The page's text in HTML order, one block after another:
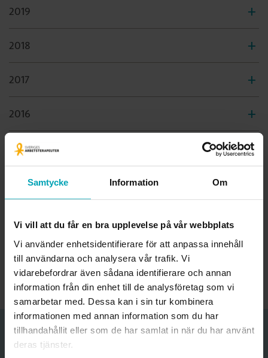
Samtycke Information Om
Vi vill att du får en bra upplevelse på vår webbplats
Vi använder enhetsidentifierare för att anpassa innehåll
till användarna och analysera vår trafik. Vi
vidarebefordrar även sådana identifierare och annan
information från din enhet till de analysföretag som vi
samarbetar med. Dessa kan i sin tur kombinera
informationen med annan information som du har
tillhandahållit eller som de har samlat in när du har använt
deras tjänster.
2019
2018
2017
2016
2015
Ansvarig för sida:
Erika Johansson
erika.johansson@arbetsterapeuterna.se
Uppdaterad: 1 juli, 2026
Funderar du på att bli medlem?